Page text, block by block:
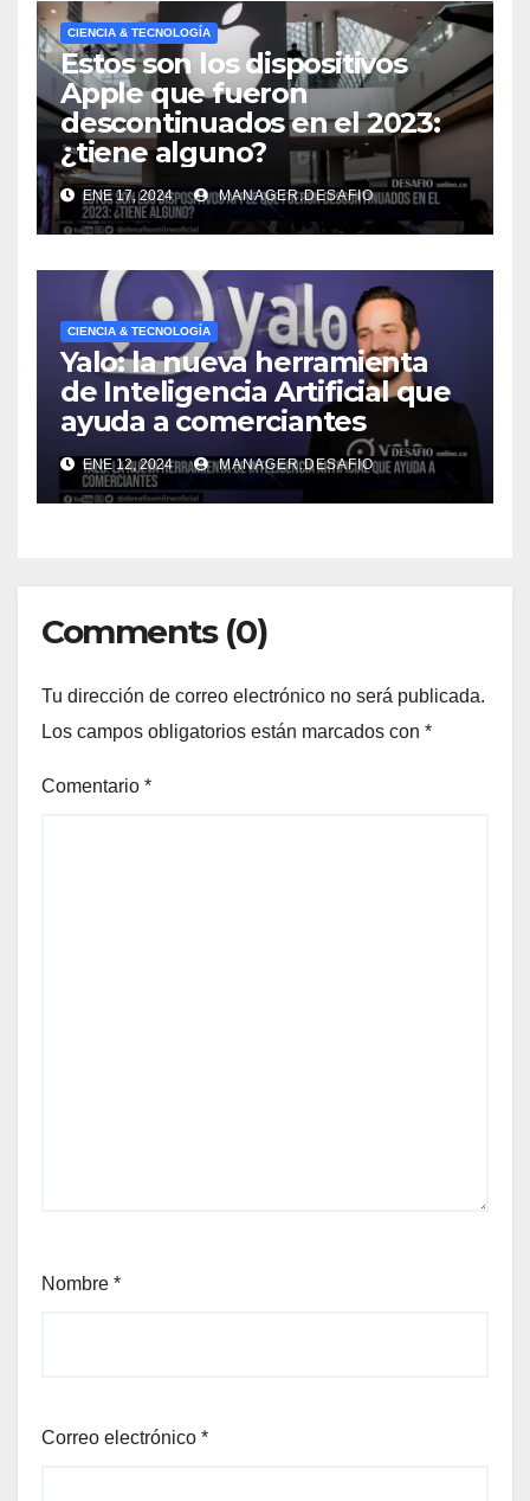
CIENCIA & TECNOLOGÍA
Estos son los dispositivos
Apple que fueron
descontinuados en el 2023:
¿tiene alguno?
ENE 17, 2024 MANAGER.DESAFIO
CIENCIA & TECNOLOGÍA
Yalo: la nueva herramienta
de Inteligencia Artificial que
ayuda a comerciantes
ENE 12, 2024 MANAGER.DESAFIO
Comments (0)
Tu dirección de correo electrónico no será publicada.
Los campos obligatorios están marcados con *
Comentario *
Nombre *
Correo electrónico *